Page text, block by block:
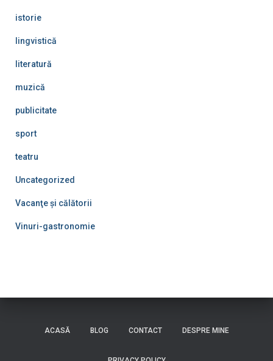
istorie
lingvistică
literatură
muzică
publicitate
sport
teatru
Uncategorized
Vacanţe şi călătorii
Vinuri-gastronomie
ACASĂ BLOG CONTACT DESPRE MINE